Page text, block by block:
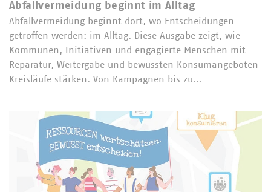
Abfallvermeidung beginnt im Alltag
Abfallvermeidung beginnt dort, wo Entscheidungen
getroffen werden: im Alltag. Diese Ausgabe zeigt, wie
Kommunen, Initiativen und engagierte Menschen mit
Reparatur, Weitergabe und bewussten Konsumangeboten
Kreisläufe stärken. Von Kampagnen bis zu…